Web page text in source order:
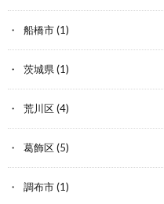
船橋市(1)
茨城県(1)
荒川区(4)
葛飾区(5)
調布市(1)